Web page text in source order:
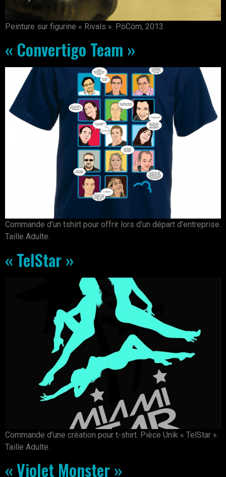
Peinture sur figurine « Rivals ». PöCöm, 2013.
« Convertigo Team »
Commande d’un tshirt pour offrir lors d’un départ d’entreprise.
Taille Adulte.
« TelStar »
Commande d’une création pour t-shirt. Pièce Unik « TelStar ».
Taille Adulte.
« Violet Monster »